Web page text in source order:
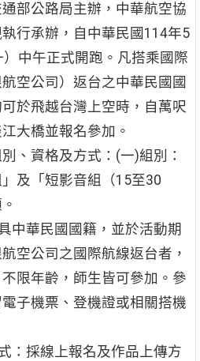
部公路局主辦，中華航空協
行承辦，自中華民國114年5
）中午正式開跑。凡搭乘國際
空公司）返台之中華民國國
於飛越台灣上空時，自萬呎
大橋並報名參加。
、資格及方式：(一)組別：
及「短影音組（15至30
中華民國國籍，並於活動期
空公司之國際航線返台者，
限年齡，師生皆可參加。參
子機票、登機證或相關搭機
：採線上報名及作品上傳方